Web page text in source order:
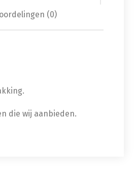
(0)
die wij aanbieden.